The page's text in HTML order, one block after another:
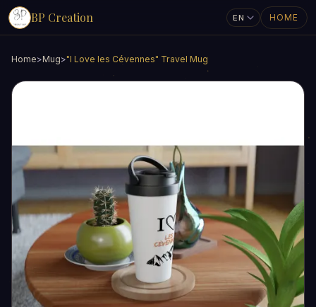
BP Creation HOME
Home>Mug>"I Love les Cévennes" Travel Mug